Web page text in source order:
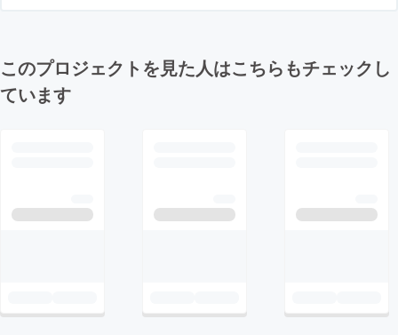
このプロジェクトを見た人はこちらもチェックし
ています